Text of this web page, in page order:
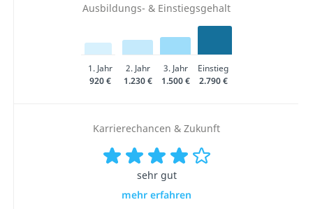
Ausbildungs- & Einstiegsgehalt
1. Jahr 2. Jahr 3. Jahr
Einstieg
920 €
1.230 € 1.500 € 2.790 €
Karrierechancen & Zukunft
sehr gut
mehr erfahren